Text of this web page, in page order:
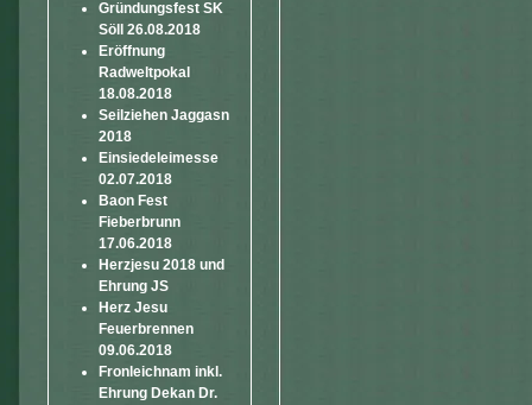
Gründungsfest SK
Söll 26.08.2018
Eröffnung
Radweltpokal
18.08.2018
Seilziehen Jaggasn
2018
Einsiedeleimesse
02.07.2018
Baon Fest
Fieberbrunn
17.06.2018
Herzjesu 2018 und
Ehrung JS
Herz Jesu
Feuerbrennen
09.06.2018
Fronleichnam inkl.
Ehrung Dekan Dr.